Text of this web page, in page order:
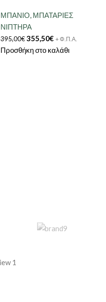
ΜΠΑΝΙΟ, ΜΠΑΤΑΡΙΕΣ
ΝΙΠΤΗΡΑ
395,00€355,50€ + Φ.Π.Α.
Προσθήκη στο καλάθι